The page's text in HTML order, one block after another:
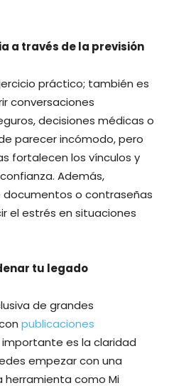
a través de la previsión
práctico; también es
conversaciones
decisiones médicas o
parecer incómodo, pero
fortalecen los vínculos y
Además,
o contraseñas
el estrés en situaciones
tu legado
de grandes
publicaciones
es la claridad
empezar con una
herramienta como Mi